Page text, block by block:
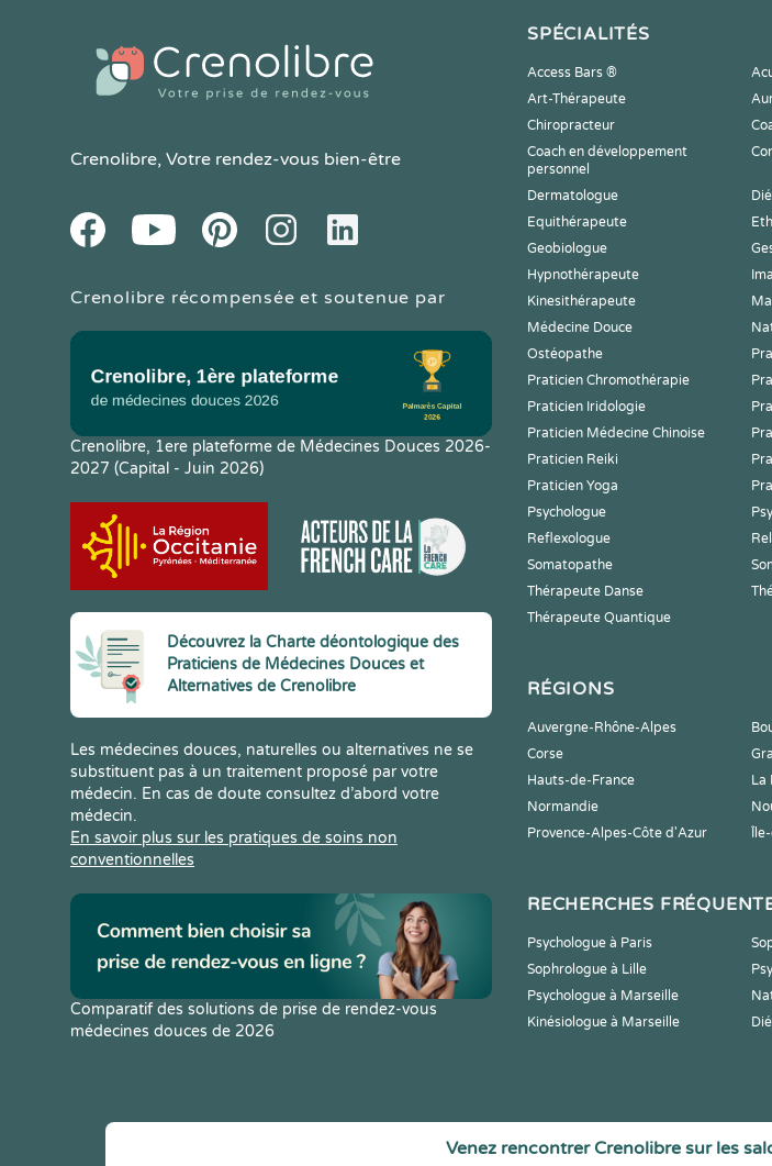
Crenolibre, Votre rendez-vous bien-être
FacebookYoutube PinteresetInstagramLinkedIn
Crenolibre récompensée et soutenue par
Crenolibre, 1ere plateforme de Médecines Douces 2026-
2027 (Capital - Juin 2026)
Découvrez la Charte déontologique des
Praticiens de Médecines Douces et
Alternatives de Crenolibre
Les médecines douces, naturelles ou alternatives ne se
substituent pas à un traitement proposé par votre
médecin. En cas de doute consultez d’abord votre
médecin.
En savoir plus sur les pratiques de soins non
conventionnelles
Comparatif des solutions de prise de rendez-vous
médecines douces de 2026
SPÉCIALITÉS
Access Bars ®
Art-Thérapeute
Chiropracteur
Coach en développement
personnel
Dermatologue
Equithérapeute
Geobiologue
Hypnothérapeute
Kinesithérapeute
Médecine Douce
Ostéopathe
Praticien Chromothérapie
Praticien Iridologie
Praticien Médecine Chinoise
Praticien Reiki
Praticien Yoga
Psychologue
Reflexologue
Somatopathe
Thérapeute Danse
Thérapeute Quantique
RÉGIONS
Auvergne-Rhône-Alpes
Corse
Hauts-de-France
La
Normandie
Provence-Alpes-Côte d'Azur
RECHERCHES
Psychologue à Paris
Sophrologue à Lille
Psychologue à Marseille
Kinésiologue à Marseille
Venez rencontrer Crenolibre sur les